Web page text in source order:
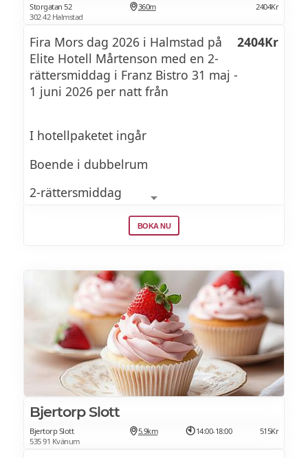
Storgatan 52
302 42 Halmstad
360m 2404Kr
Fira Mors dag 2026 i Halmstad på
Elite Hotell Mårtenson med en 2-
rättersmiddag i Franz Bistro 31 maj -
1 juni 2026 per natt från
2404Kr
I hotellpaketet ingår
Boende i dubbelrum
2-rättersmiddag
BOKA NU
Bjertorp Slott
Bjertorp Slott
535 91 Kvänum
5.9km 14:00-18:00 515Kr